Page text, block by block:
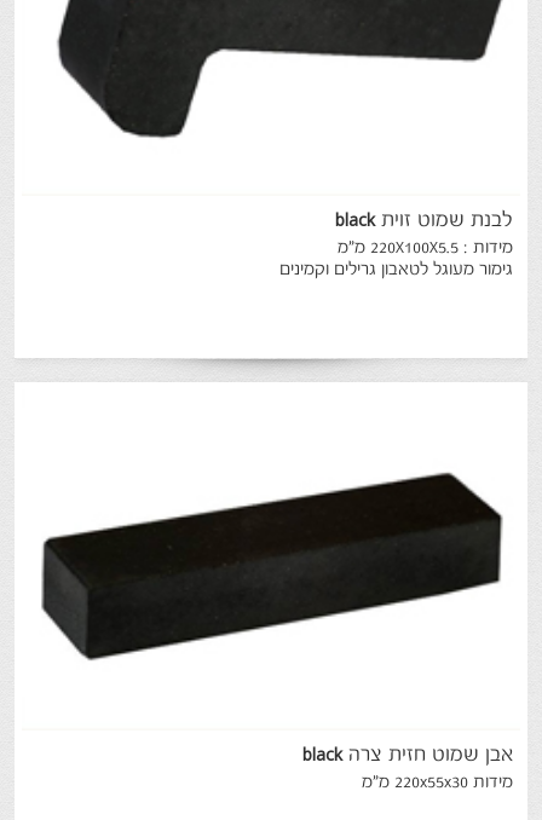
לבנת שמוט זוית black
מידות : 220X100X5.5 מ"מ
גימור מעוגל לטאבון גרילים וקמינים
אבן שמוט חזית צרה black
מידות 220x55x30 מ"מ